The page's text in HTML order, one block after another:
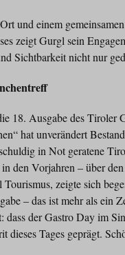
und einem
zeigt Gurgl sein
Sichtbarkeit nicht nur
18. Ausgabe des
hat unverändert
in Not geratene
den Vorjahren – über
zeigte sich
– das ist mehr als ein
dass der Gastro Day im
dieses Tages geprägt.